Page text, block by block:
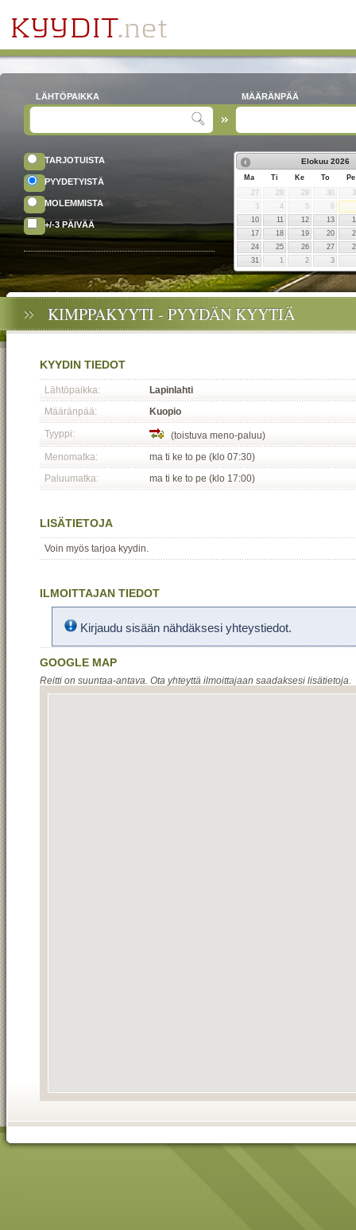
LÄHTÖPAIKKA MÄÄRÄNPÄÄ
TARJOTUISTA
PYYDETYISTÄ
MOLEMMISTA
+/-3 PÄIVÄÄ
Elokuu 2026
Ma Ti Ke To
Pe
27
28 29 30
3
4 5
6
10
11 12 13
17
18 19 20
24
25 26 27
31
1 2 3
KIMPPAKYYTI - PYYDÄN KYYTIÄ
KYYDIN TIEDOT
Lähtöpaikka:
Lapinlahti
Määränpää:
Kuopio
Tyyppi:
(toistuva meno-paluu)
Menomatka:
ma ti ke to pe (klo 07:30)
Paluumatka:
ma ti ke to pe (klo 17:00)
LISÄTIETOJA
Voin myös tarjoa kyydin.
ILMOITTAJAN TIEDOT
Kirjaudu sisään nähdäksesi yhteystiedot.
GOOGLE MAP
Reitti on suuntaa-antava. Ota yhteyttä ilmoittajaan saadaksesi lisätietoja.